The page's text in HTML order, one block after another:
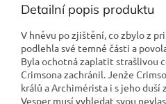
Detailní popis produktu
V hněvu po zjištění, co zbylo z
podlehla své temné části a
Byla ochotná zaplatit strašlivou
Crimsona zachránil. Jenže
králů a Archimérista i s jeho
Vesper musí vyhledat svou